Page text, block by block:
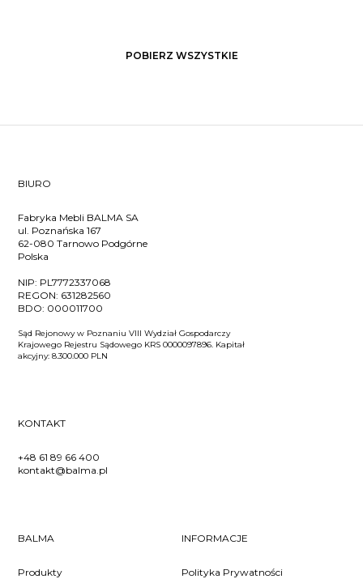
POBIERZ WSZYSTKIE
BIURO
Fabryka Mebli BALMA SA
ul. Poznańska 167
62-080 Tarnowo Podgórne
Polska
NIP: PL7772337068
REGON: 631282560
BDO: 000011700
Sąd Rejonowy w Poznaniu VIII Wydział Gospodarczy
Krajowego Rejestru Sądowego KRS 0000097896. Kapitał
akcyjny: 8.300.000 PLN
KONTAKT
+48 61 89 66 400
kontakt@balma.pl
BALMA
Produkty
INFORMACJE
Polityka Prywatności